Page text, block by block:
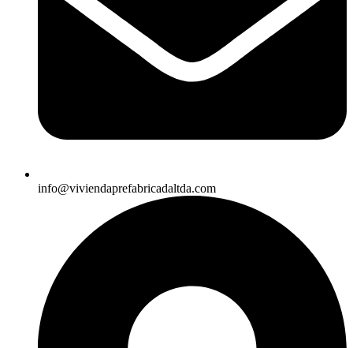
info@viviendaprefabricadaltda.com